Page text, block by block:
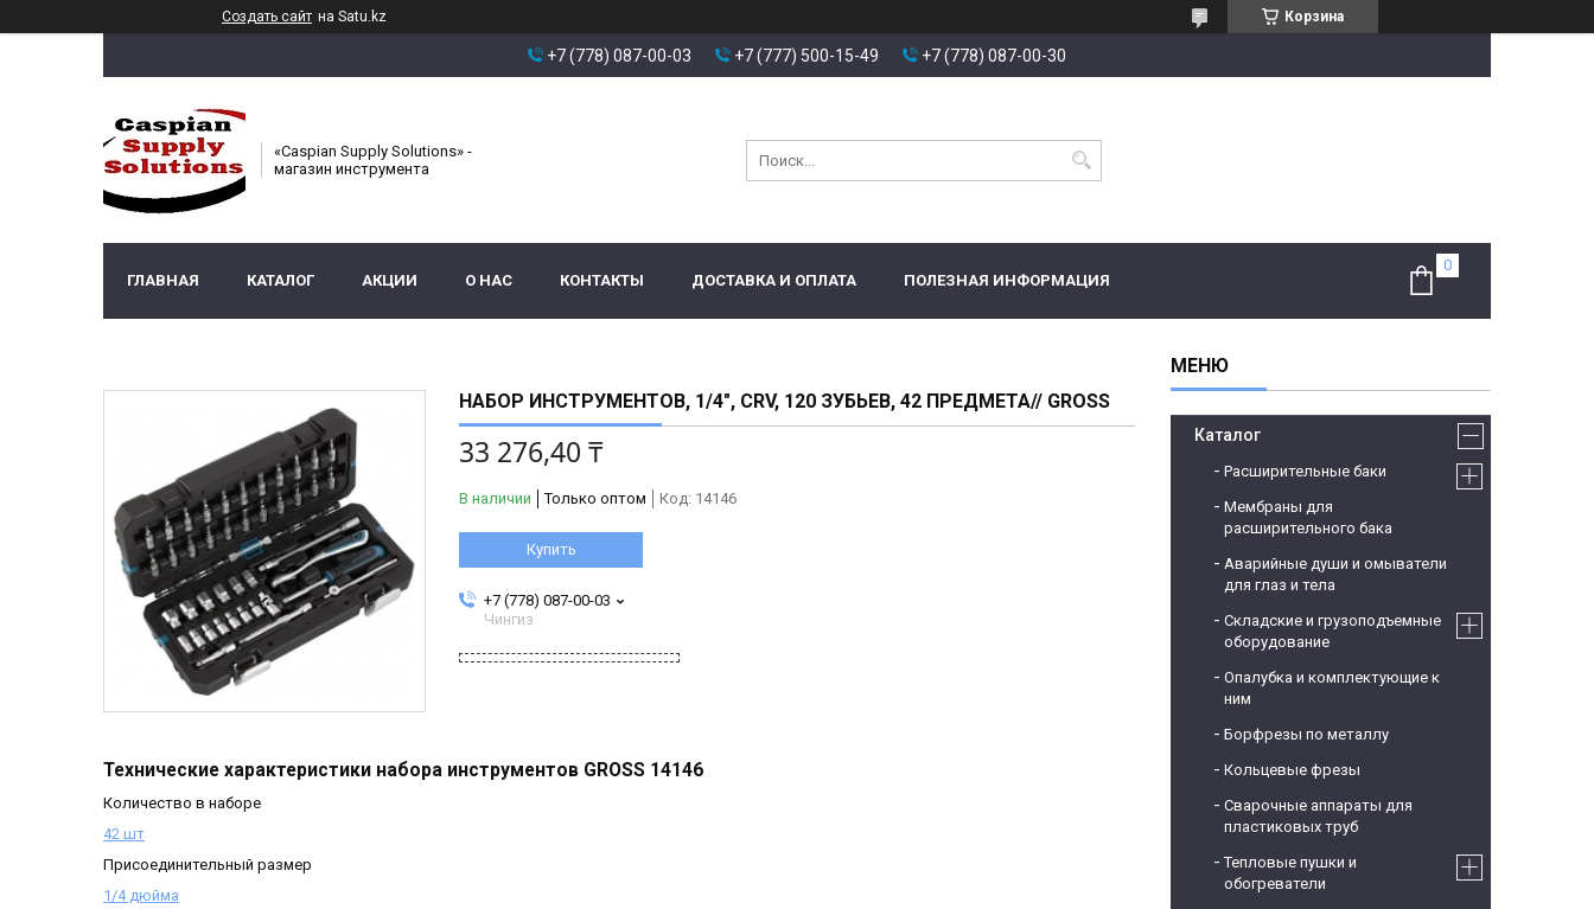
Создать сайт на Satu.kz Корзина
+7 (778) 087-00-03 +7 (777) 500-15-49 +7 (778) 087-00-30
«Caspian Supply Solutions» -
магазин инструмента
ГЛАВНАЯ КАТАЛОГ АКЦИИ О НАС КОНТАКТЫ ДОСТАВКА И ОПЛАТА ПОЛЕЗНАЯ ИНФОРМАЦИЯ
НАБОР ИНСТРУМЕНТОВ, 1/4", CRV, 120 ЗУБЬЕВ, 42 ПРЕДМЕТА// GROSS
33 276,40 ₸
В наличии Только оптом Код: 14146
Купить
+7 (778) 087-00-03
Чингиз
Технические характеристики набора инструментов GROSS 14146
Количество в наборе
42 шт
Присоединительный размер
1/4 дюйма
Каталог
Расширительные баки
Мембраны для
расширительного бака
Аварийные души и омыватели
для глаз и тела
Складские и грузоподъемные
оборудование
Опалубка и комплектующие к
ним
Борфрезы по металлу
Кольцевые фрезы
Сварочные аппараты для
пластиковых труб
Тепловые пушки и
обогреватели